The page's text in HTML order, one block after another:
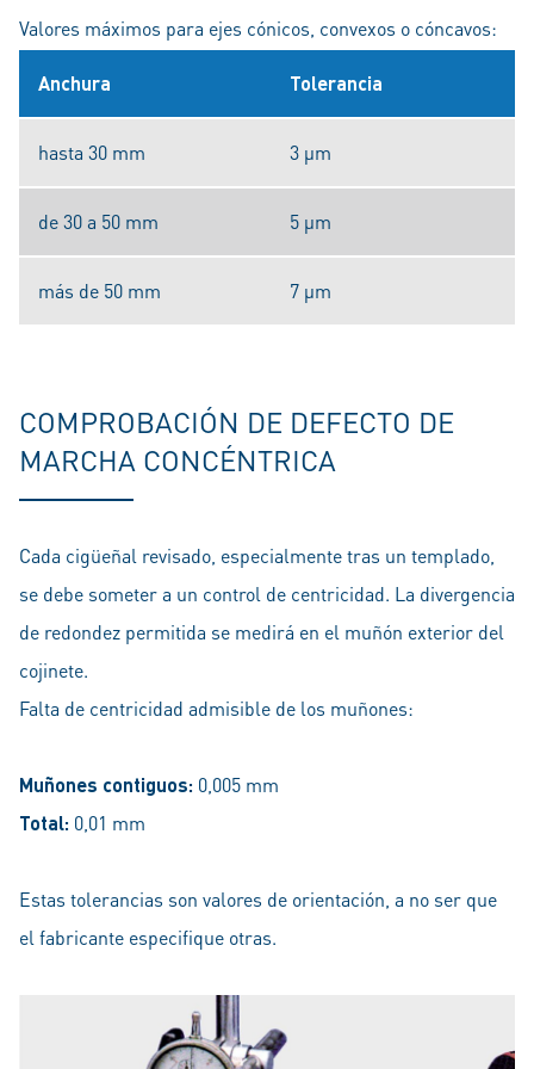
Valores máximos para ejes cónicos, convexos o cóncavos:
Anchura Tolerancia
hasta 30 mm 3 μm
de 30 a 50 mm 5 μm
más de 50 mm 7 μm
COMPROBACIÓN DE DEFECTO DE
MARCHA CONCÉNTRICA
Cada cigüeñal revisado, especialmente tras un templado,
se debe someter a un control de centricidad. La divergencia
de redondez permitida se medirá en el muñón exterior del
cojinete.
Falta de centricidad admisible de los muñones:
Muñones contiguos: 0,005 mm
Total: 0,01 mm
Estas tolerancias son valores de orientación, a no ser que
el fabricante especifique otras.